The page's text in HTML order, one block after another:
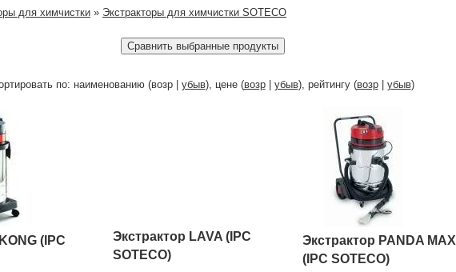
для химчистки » Экстракторы для химчистки SOTECO
по: наименованию (возр | убыв), цене (возр| убыв), рейтингу (возр| убыв)
(IPC
Экстрактор LAVA (IPC
SOTECO)
Экстрактор PANDA MAX
(IPC SOTECO)